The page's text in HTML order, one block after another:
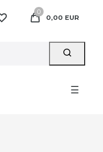
0
0,00 EUR
☰